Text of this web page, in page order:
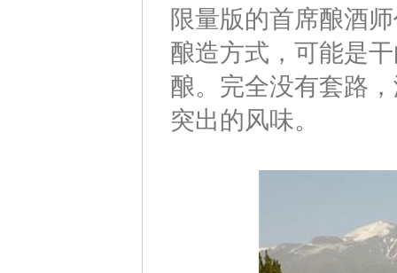
限量版的首席酿酒
酿造方式，可能是
酿。完全没有套路
突出的风味。